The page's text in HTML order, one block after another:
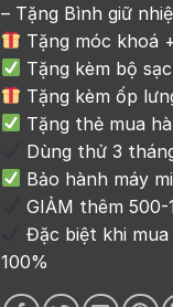
– Tặng Bình giữ
Tặng móc khoá
Tặng kèm bộ
Tặng kèm ốp
Tặng thẻ mua
Dùng thử 3
Bảo hành máy
GIẢM thêm
Đặc biệt khi
100%